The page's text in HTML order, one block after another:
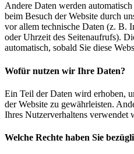
Andere Daten werden
beim Besuch der Website durch
vor allem technische Daten (z. B.
oder Uhrzeit des Seitenaufrufs).
automatisch, sobald Sie diese
Wofür nutzen wir Ihre Daten?
Ein Teil der Daten wird erhoben,
der Website zu gewährleisten.
Ihres Nutzerverhaltens verwendet
Welche Rechte haben Sie